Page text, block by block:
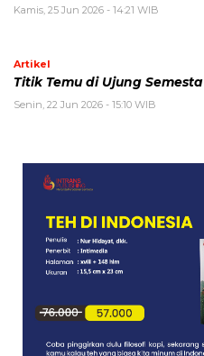
Kamis, 25 Jun 2026 - 14:21 WIB
Artikel
Titik Temu di Ujung Semesta
Senin, 22 Jun 2026 - 15:10 WIB